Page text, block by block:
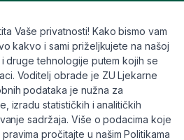
Vaše privatnosti! Kako bismo vam
kakvo i sami priželjkujete na našoj
druge tehnologije putem kojih se
Voditelj obrade je ZU Ljekarne
podataka je nužna za
izradu statističkih i analitičkih
sadržaja. Više o podacima koje
pročitajte u našim Politikama